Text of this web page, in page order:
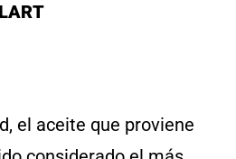
el aceite que proviene